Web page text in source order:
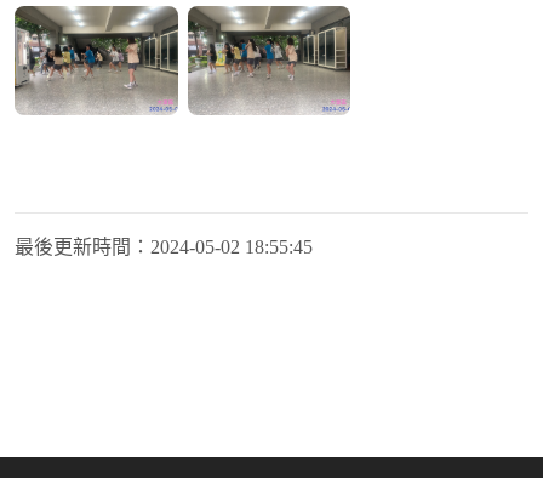
最後更新時間： 2024-05-02 18:55:45